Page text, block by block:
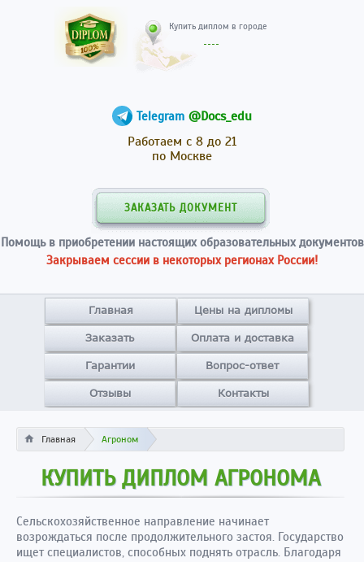
Telegram @Docs_edu
Работаем с 8 до 21
по Москве
ЗАКАЗАТЬ ДОКУМЕНТ
Помощь в приобретении настоящих образовательных документов
Закрываем сессии в некоторых регионах России!
Главная Цены на дипломы
Заказать Оплата и доставка
Гарантии Вопрос-ответ
Отзывы Контакты
Главная Агроном
КУПИТЬ ДИПЛОМ АГРОНОМА
Сельскохозяйственное направление начинает
возрождаться после продолжительного застоя. Государство
ищет специалистов, способных поднять отрасль. Благодаря